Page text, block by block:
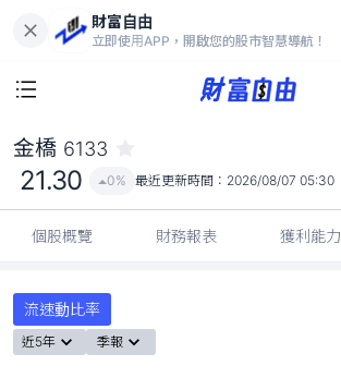
財富自由
立即使用APP，開啟您的股市智慧導航！
21.30
0%
金橋 6133
21.30 0% 最近更新時間： 2026/08/07 05:30
個股概覽 財務報表 獲利能力
流速動比率
近5年 季報